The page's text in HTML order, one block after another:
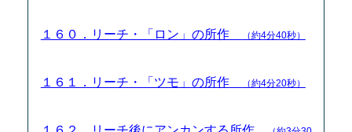
１６０．リーチ・「ロン」の所作 （約4分40秒）
１６１．リーチ・「ツモ」の所作 （約4分20秒）